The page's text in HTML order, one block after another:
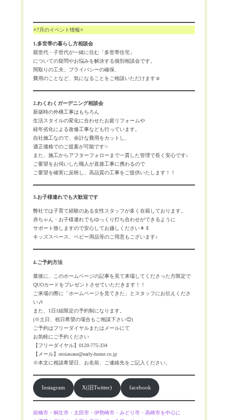
⭐️7月のイベント情報⭐️
1.多世帯の暮らし方相談会
親世代・子世代が一緒に住む「多世帯住宅」
についての疑問やお悩みを解決する個別相談会です。
間取りの工夫、プライバシーの確保、
費用のことなど、気になることをご相談いただけます☺️
2.わくわくガーデニング相談会
新築時の外構工事はもちろん
生活スタイルの変化に合わせたお庭リフォームや
経年劣化による改修工事なども行っています。
自社施工なので、余計な費用をカットし、
適正価格でのご提案が可能です✨
また、施工からアフターフォローまで一貫した管理で長く安心です♩
ご要望をお伺いした職人が直接工事に携わるので
ご要望を確実に反映し、高品質の工事をご提供いたします！！
3.お子様連れでも大歓迎です
弊社では子育て経験のある女性スタッフが多く在籍しております。
赤ちゃん・お子様連れでもゆっくり打ち合わせができるように
サポート致しますので安心してお越しください👩‍🍼
キッズスペース、ベビー用品等のご用意もございます♪
4.ご予約方法
最後に、このホームページの記事を見て来場してくださった方限定で
QUOカードをプレゼントさせていただきます！！
ご来場の際に「ホームページを見てきた」とスタッフにお伝えくださ
い🎶
また、1日1組限定の予約制になります。
(※土日、祝日希望の場合もご相談下さい😊)
ご予約はフリーダイヤルまたはメールにて
お気軽にご予約ください
【フリーダイヤル】0120-775-334
【メール】otoiawase@early-home.co.jp
※本文に相談希望日、お名前、ご連絡先をご記入ください。
Instagram X(旧Twitter) facebook
前橋市・桐生市・太田市・伊勢崎市・みどり市・高崎市を中心に